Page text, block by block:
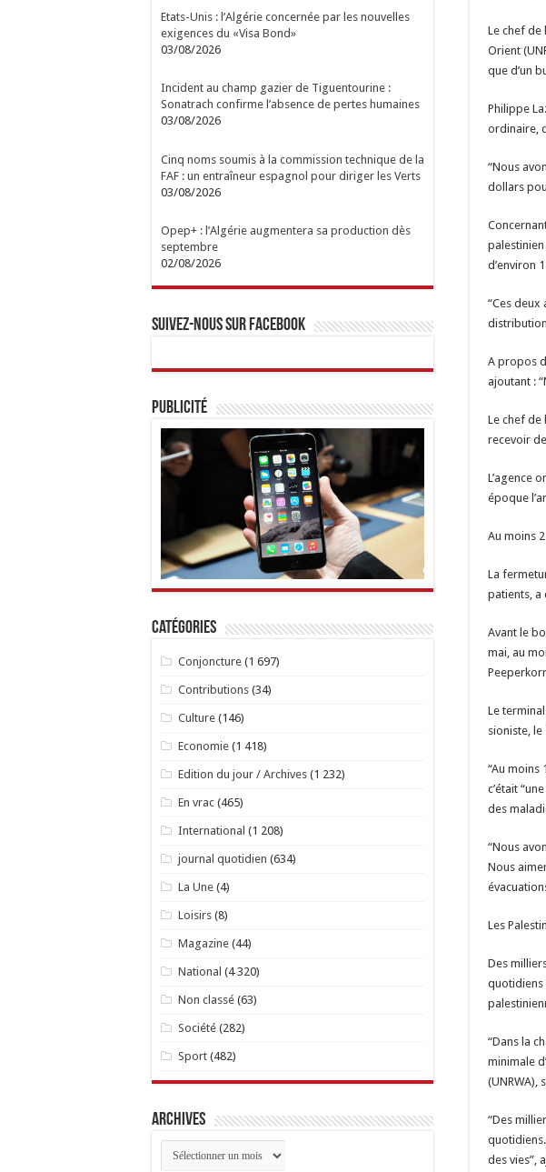
Le chef de
Orient
que d’un
Philippe
ordinaire,
“Nous
dollars
palestinien
d’environ
“Ces
A propos
ajoutant :
Le chef de
recevoir
L’agence
époque
Au moins
La
patients, a
Avant le
mai, au
Le
sioniste,
“Au moins
c’était
des
“Nous
Nous
Les
Des
quotidiens
“Dans la
minimale
(UNRWA),
“Des
des vies”,
Etats-Unis : l’Algérie concernée par les nouvelles
exigences du «Visa Bond»
03/08/2026
Incident au champ gazier de Tiguentourine :
Sonatrach confirme l’absence de pertes humaines
03/08/2026
Cinq noms soumis à la commission technique de la
FAF : un entraîneur espagnol pour diriger les Verts
03/08/2026
Opep+ : l’Algérie augmentera sa production dès
septembre
02/08/2026
Suivez-nous sur Facebook
Publicité
Catégories
Conjoncture(1 697)
Contributions(34)
Culture(146)
Economie(1 418)
Edition du jour / Archives(1 232)
En vrac(465)
International (1 208)
journal quotidien (634)
La Une(4)
Loisirs(8)
Magazine(44)
National (4 320)
Non classé(63)
Société(282)
Sport(482)
Archives
Archives